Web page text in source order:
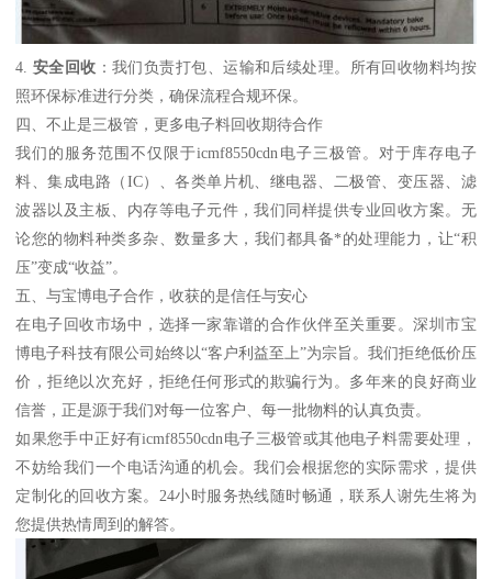
4. 安全回收 ：我们负责打包、运输和后续处理。所有回收物料均按
照环保标准进行分类，确保流程合规环保。
四、不止是三极管，更多电子料回收期待合作
我们的服务范围不仅限于icmf8550cdn电子三极管。对于库存电子
料、集成电路（IC）、各类单片机、继电器、二极管、变压器、滤
波器以及主板、内存等电子元件，我们同样提供专业回收方案。无
论您的物料种类多杂、数量多大，我们都具备*的处理能力，让“积
压”变成“收益”。
五、与宝博电子合作，收获的是信任与安心
在电子回收市场中，选择一家靠谱的合作伙伴至关重要。深圳市宝
博电子科技有限公司始终以“客户利益至上”为宗旨。我们拒绝低价压
价，拒绝以次充好，拒绝任何形式的欺骗行为。多年来的良好商业
信誉，正是源于我们对每一位客户、每一批物料的认真负责。
如果您手中正好有icmf8550cdn电子三极管或其他电子料需要处理，
不妨给我们一个电话沟通的机会。我们会根据您的实际需求，提供
定制化的回收方案。24小时服务热线随时畅通，联系人谢先生将为
您提供热情周到的解答。